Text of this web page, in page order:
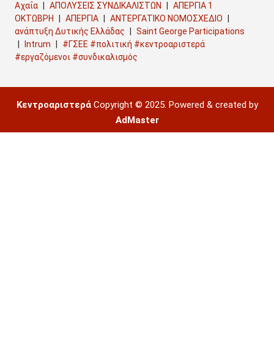
Αχαΐα
ΑΠΟΛΥΣΕΙΣ ΣΥΝΔΙΚΑΛΙΣΤΩΝ
ΑΠΕΡΓΙΑ 1
ΟΚΤΩΒΡΗ
ΑΠΕΡΓΙΑ
ΑΝΤΕΡΓΑΤΙΚΟ ΝΟΜΟΣΧΕΔΙΟ
ανάπτυξη Δυτικής Ελλάδας
Saint George Participations
Intrum
#ΓΣΕΕ #πολιτική #κεντροαριστερά
#εργαζόμενοι #συνδικαλισμός
ΚεντροαριστεράCopyright © 2025. Powered & created by
AdMaster